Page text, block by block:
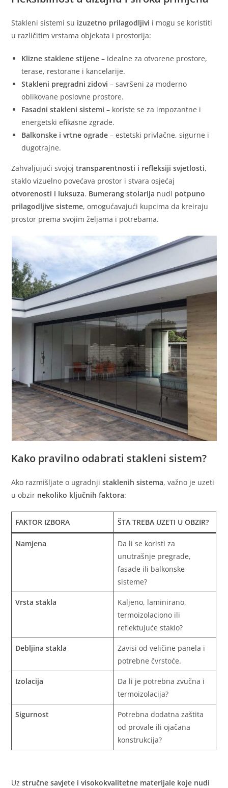
Stakleni sistemi su izuzetno prilagodljivi i mogu se koristiti
u različitim vrstama objekata i prostorija:
Klizne staklene stijene – idealne za otvorene prostore,
terase, restorane i kancelarije.
Stakleni pregradni zidovi – savršeni za moderno
oblikovane poslovne prostore.
Fasadni stakleni sistemi – koriste se za impozantne i
energetski efikasne zgrade.
Balkonske i vrtne ograde – estetski privlačne, sigurne i
dugotrajne.
Zahvaljujući svojojtransparentnosti i refleksiji svjetlosti,
staklo vizuelno povećava prostor i stvara osjećaj
otvorenosti i luksuza. Bumerang stolarija nudi potpuno
prilagodljive sisteme, omogućavajući kupcima da kreiraju
prostor prema svojim željama i potrebama.
Kako pravilno odabrati stakleni sistem?
Ako razmišljate o ugradnjistaklenih sistema, važno je uzeti
u obzir nekoliko ključnih faktora:
FAKTOR IZBORA ŠTA TREBA UZETI U OBZIR?
Namjena
Da li se koristi za
unutrašnje pregrade,
fasade ili balkonske
sisteme?
Vrsta stakla
Kaljeno, laminirano,
termoizolaciono ili
reflektujuće staklo?
Debljina stakla
Zavisi od veličine panela i
potrebne čvrstoće.
Izolacija
Da li je potrebna zvučna i
termoizolacija?
Sigurnost
Potrebna dodatna zaštita
od provale ili ojačana
konstrukcija?
Uzstručne savjete i visokokvalitetne materijale koje nudi